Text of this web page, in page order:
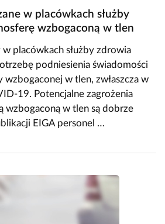
w placówkach służby
wzbogaconą w tlen
placówkach służby zdrowia
podniesienia świadomości
wzbogaconej w tlen, zwłaszcza w
19. Potencjalne zagrożenia
wzbogaconą w tlen są dobrze
EIGA personel …